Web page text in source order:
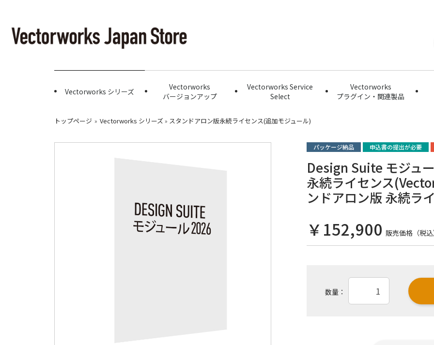
Vectorworks シリーズ
Vectorworks
バージョンアップ
Vectorworks Service
Select
Vectorworks
プラグイン・関連製品
トップページ » Vectorworks シリーズ» スタンドアロン版永続ライセンス(追加モジュール)
パッケージ納品 申込書の提出が必要
Design Suite モジュ
永続ライセンス
ンドアロン版 永続ラ
￥152,900 販売価格（税込
数量：